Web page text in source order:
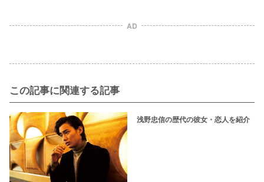
AD
この記事に関連する記事
浅野忠信の歴代の彼女・恋人を紹介